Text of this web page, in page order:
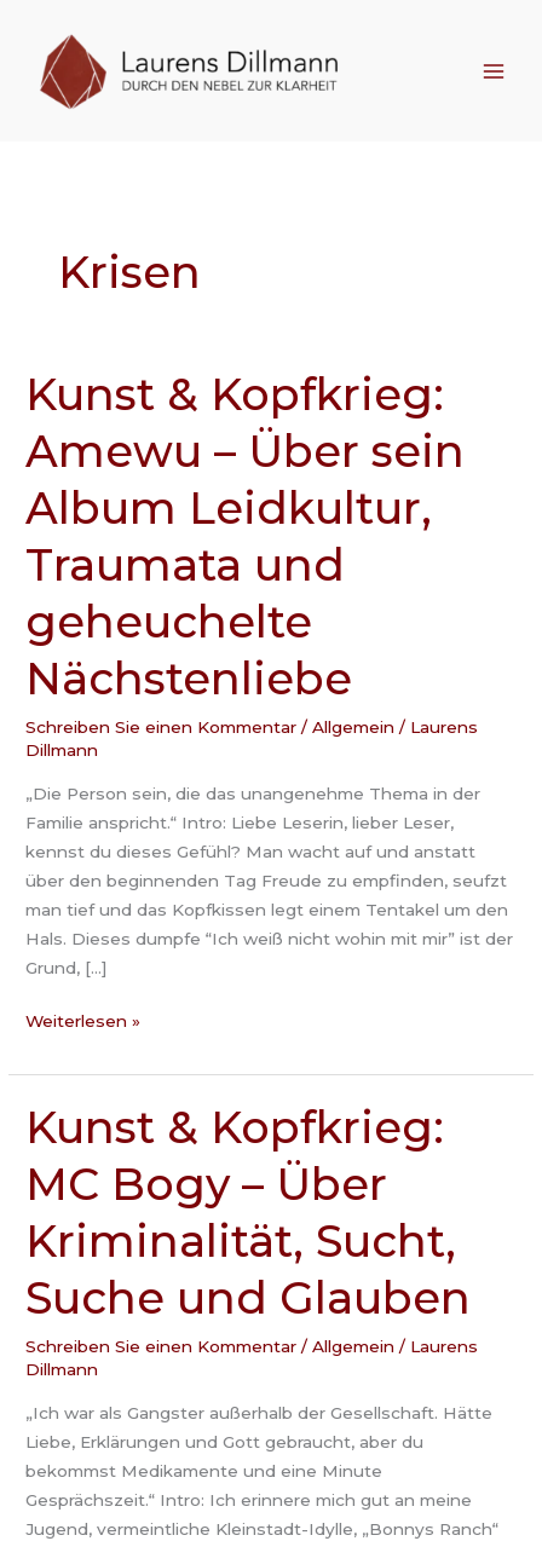
springen
Krisen
Kunst & Kopfkrieg:
Amewu – Über sein
Album Leidkultur,
Traumata und
geheuchelte
Nächstenliebe
Schreiben Sie einen Kommentar /Allgemein / Laurens
Dillmann
„Die Person sein, die das unangenehme Thema in der
Familie anspricht.“ Intro: Liebe Leserin, lieber Leser,
kennst du dieses Gefühl? Man wacht auf und anstatt
über den beginnenden Tag Freude zu empfinden, seufzt
man tief und das Kopfkissen legt einem Tentakel um den
Hals. Dieses dumpfe “Ich weiß nicht wohin mit mir” ist der
Grund, […]
Kunst
&
Kopfkrieg:
Amewu
Über
sein
Album
Leidkultur,
Traumata
und
geheuchelte
Nächstenliebe
Weiterlesen »
Kunst & Kopfkrieg:
MC Bogy – Über
Kriminalität, Sucht,
Suche und Glauben
Schreiben Sie einen Kommentar /Allgemein / Laurens
Dillmann
„Ich war als Gangster außerhalb der Gesellschaft. Hätte
Liebe, Erklärungen und Gott gebraucht, aber du
bekommst Medikamente und eine Minute
Gesprächszeit.“ Intro: Ich erinnere mich gut an meine
Jugend, vermeintliche Kleinstadt-Idylle, „Bonnys Ranch“
Kunst
&
Kopfkrieg:
MC
Bogy
–
Über
Kriminalität,
Sucht,
Suche
und
Glauben